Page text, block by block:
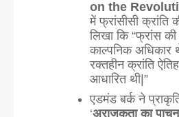
में फ्रांसीसी
लिखा कि “फ्रांस
काल्पनिक अधिकार
रक्तहीन क्रांति
आधारित थी|”
एडमंड बर्क ने
‘अराजकता का